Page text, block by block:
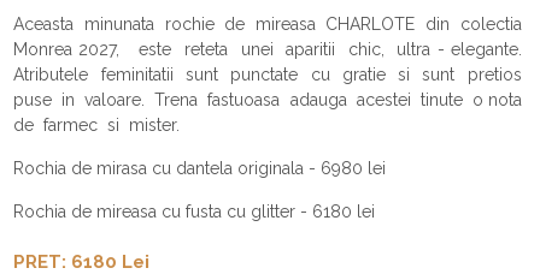
Aceasta minunata rochie de mireasa CHARLOTE din colectia
Monrea 2027, este reteta unei aparitii chic, ultra - elegante.
Atributele feminitatii sunt punctate cu gratie si sunt pretios
puse in valoare. Trena fastuoasa adauga acestei tinute o nota
de farmec si mister.
Rochia de mirasa cu dantela originala - 6980 lei
Rochia de mireasa cu fusta cu glitter - 6180 lei
PRET: 6180 Lei